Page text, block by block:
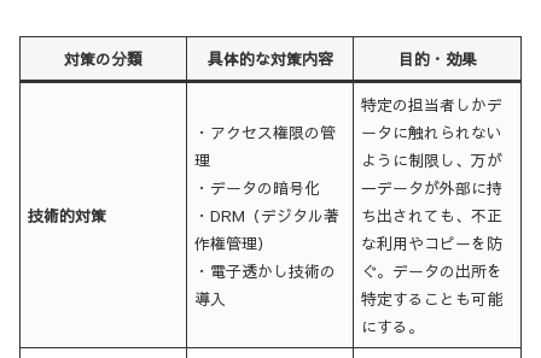
対策の分類 具体的な対策内容 目的・効果
技術的対策
・アクセス権限の管
理
・データの暗号化
・DRM（デジタル著
作権管理）
・電子透かし技術の
導入
特定の担当者しかデ
ータに触れられない
ように制限し、万が
一データが外部に持
ち出されても、不正
な利用やコピーを防
ぐ。データの出所を
特定することも可能
にする。